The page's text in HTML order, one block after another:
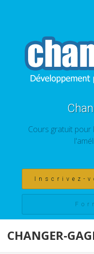
Cours gratuit pour
Inscrivez-
CHANGER-